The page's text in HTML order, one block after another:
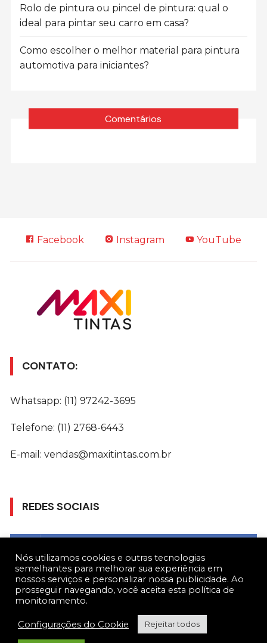
Rolo de pintura ou pincel de pintura: qual o
ideal para pintar seu carro em casa?
Como escolher o melhor material para pintura
automotiva para iniciantes?
Comentários
Facebook Instagram YouTube
CONTATO:
Whatsapp: (11) 97242-3695
Telefone: (11) 2768-6443
E-mail: vendas@maxitintas.com.br
REDES SOCIAIS
Seguir
Nós utilizamos cookies e outras tecnologias
semelhantes para melhorar sua experiência em
nossos serviços e personalizar nossa publicidade. Ao
prosseguir navegando, você aceita esta política de
monitoramento.
Configurações do Cookie Rejeitar todos